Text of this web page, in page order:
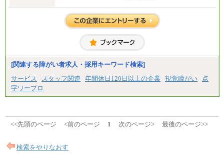
[関連する障がい者求人・採用キーワード検索]
サービス
スタッフ関連 年間休日120日以上の企業 視覚障がい
点
字ワープロ
<<先頭のページ <前のページ 1 次のページ> 最後のページ>>
検索をやりなおす